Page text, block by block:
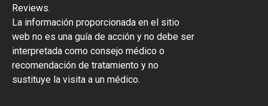
Reviews.
La información proporcionada en el sitio
web no es una guía de acción y no debe ser
interpretada como consejo médico o
recomendación de tratamiento y no
sustituye la visita a un médico.